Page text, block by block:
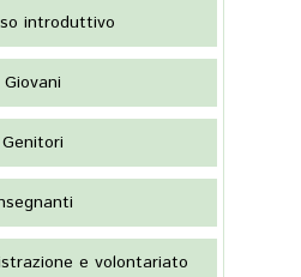
introduttivo
Giovani
Genitori
e volontariato